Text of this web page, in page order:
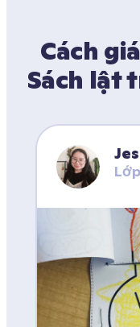
Cách
Sách lật